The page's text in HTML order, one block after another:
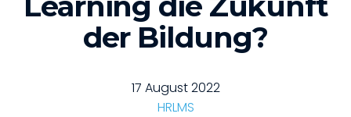
der Bildung?
17 August 2022
HRLMS